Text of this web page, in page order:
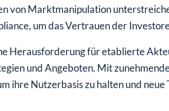
von Marktmanipulation
um das Vertrauen der
Herausforderung für etablierte
und Angeboten. Mit
ihre Nutzerbasis zu halten und neue